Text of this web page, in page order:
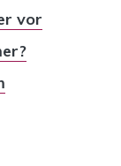
vor